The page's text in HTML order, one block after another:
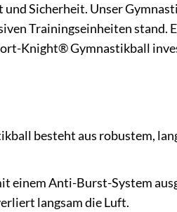
Sicherheit. Unser
Trainingseinheiten stand.
Knight® Gymnastikball
besteht aus robustem,
einem Anti-Burst-System
langsam die Luft.